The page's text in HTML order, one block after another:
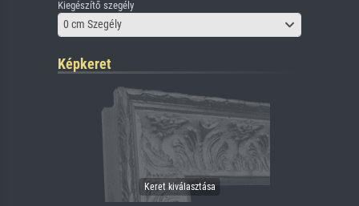
Kiegészítő szegély
0 cm Szegély
Képkeret